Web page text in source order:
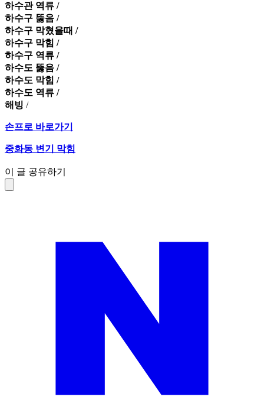
하수관 역류 /
하수구 뚫음 /
하수구 막혔을때 /
하수구 막힘 /
하수구 역류 /
하수도 뚫음 /
하수도 막힘 /
하수도 역류 /
해빙 /
손프로 바로가기
중화동 변기 막힘
이 글 공유하기